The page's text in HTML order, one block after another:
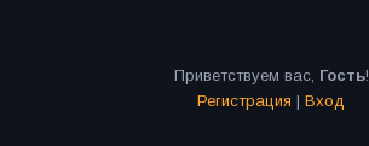
Приветствуем вас, Гость!
Регистрация | Вход